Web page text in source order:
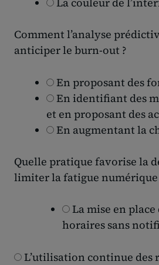
Comment l’analyse
anticiper le burn-out ?
En proposant des
En identifiant des
et en proposant des
En augmentant la
Quelle pratique favorise la
limiter la fatigue numérique
La mise en place
horaires sans
L’utilisation continue des